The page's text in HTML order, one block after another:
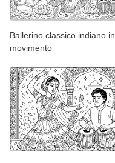
Ballerino classico indiano in
movimento